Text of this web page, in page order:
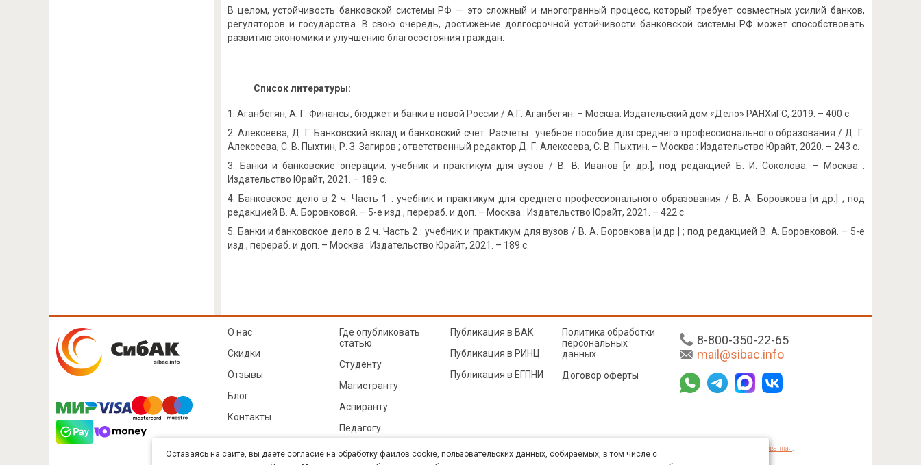
В целом, устойчивость банковской системы РФ — это сложный и многогранный процесс, который требует совместных усилий банков,
регуляторов и государства. В свою очередь, достижение долгосрочной устойчивости банковской системы РФ может способствовать
развитию экономики и улучшению благосостояния граждан.
Список литературы:
Аганбегян, А. Г. Финансы, бюджет и банки в новой России / А.Г. Аганбегян. – Москва: Издательский дом «Дело» РАНХиГС, 2019. – 400 с.
Алексеева, Д. Г. Банковский вклад и банковский счет. Расчеты : учебное пособие для среднего профессионального образования / Д. Г.
Алексеева, С. В. Пыхтин, Р. З. Загиров ; ответственный редактор Д. Г. Алексеева, С. В. Пыхтин. – Москва : Издательство Юрайт, 2020. – 243 с.
Банки и банковские операции: учебник и практикум для вузов / В. В. Иванов [и др.]; под редакцией Б. И. Соколова. – Москва :
Издательство Юрайт, 2021. – 189 с.
Банковское дело в 2 ч. Часть 1 : учебник и практикум для среднего профессионального образования / В. А. Боровкова [и др.] ; под
редакцией В. А. Боровковой. – 5-е изд., перераб. и доп. – Москва : Издательство Юрайт, 2021. – 422 с.
Банки и банковское дело в 2 ч. Часть 2 : учебник и практикум для вузов / В. А. Боровкова [и др.] ; под редакцией В. А. Боровковой. – 5-е
изд., перераб. и доп. – Москва : Издательство Юрайт, 2021. – 189 с.
8-800-350-22-65
mail@sibac.info
О нас
Скидки
Отзывы
Блог
Контакты
Где опубликовать
статью
Студенту
Магистранту
Аспиранту
Педагогу
Публикация в ВАК
Публикация в РИНЦ
Публикация в ЕГПНИ
Политика обработки
персональных
данных
Договор оферты
лицензии Creative Commons «Attribution» («Атрибуция») 4.0 Непортированная
Карта сайта
Оставаясь на сайте, вы даете согласие на обработку файлов cookie, пользовательских данных, собираемых, в том числе с